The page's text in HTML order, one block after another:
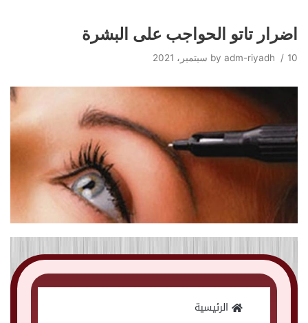
Skip
to
اضرار تاتو الحواجب على البشرة
by adm-riyadh 10 سبتمبر، 2021
الرئيسية